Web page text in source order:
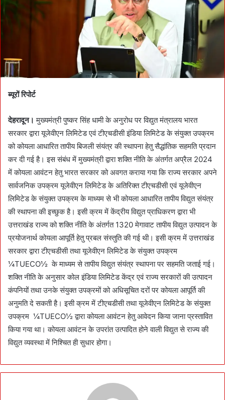
a
i
ब्यूरों रिपोर्ट
देहरादून। मुख्यमंत्री पुष्कर सिंह धामी के अनुरोध पर विद्युत मंत्रालय भारत
सरकार द्वारा यूजेवीएन लिमिटेड एवं टीएचडीसी इंडिया लिमिटेड के संयुक्त उपक्रम
को कोयला आधारित तापीय बिजली संयंत्र की स्थापना हेतु सैद्धांतिक सहमति प्रदान
कर दी गई है। इस संबंध में मुख्यमंत्री द्वारा शक्ति नीति के अंतर्गत अप्रैल 2024
में कोयला आवंटन हेतु भारत सरकार को अवगत कराया गया कि राज्य सरकार अपने
सार्वजनिक उपक्रम यूजेवीएन लिमिटेड के अतिरिक्त टीएचडीसी एवं यूजेवीएन
लिमिटेड के संयुक्त उपक्रम के माध्यम से भी कोयला आधारित तापीय विद्युत संयंत्र
की स्थापना की इच्छुक है। इसी क्रम में केंद्रीय विद्युत प्राधिकरण द्वारा भी
उत्तराखंड राज्य को शक्ति नीति के अंतर्गत 1320 मेगावाट तापीय विद्युत उत्पादन के
प्रयोजनार्थ कोयला आपूर्ति हेतु प्रबल संस्तुति की गई थी। इसी क्रम में उत्तराखंड
सरकार द्वारा टीएचडीसी तथा यूजेवीएन लिमिटेड के संयुक्त उपक्रम
¼TUECO½ के माध्यम से तापीय विद्युत संयंत्र स्थापना पर सहमति जताई गई।
शक्ति नीति के अनुसार कोल इंडिया लिमिटेड केंद्र एवं राज्य सरकारों की उत्पादन
कंपनियों तथा उनके संयुक्त उपक्रमों को अधिसूचित दरों पर कोयला आपूर्ति की
अनुमति दे सकती है। इसी क्रम में टीएचडीसी तथा यूजेवीएन लिमिटेड के संयुक्त
उपक्रम ¼TUECO½ द्वारा कोयला आवंटन हेतु आवेदन किया जाना प्रस्तावित
किया गया था। कोयला आवंटन के उपरांत उत्पादित होने वाली विद्युत से राज्य की
विद्युत व्यवस्था में निश्चित ही सुधार होगा।